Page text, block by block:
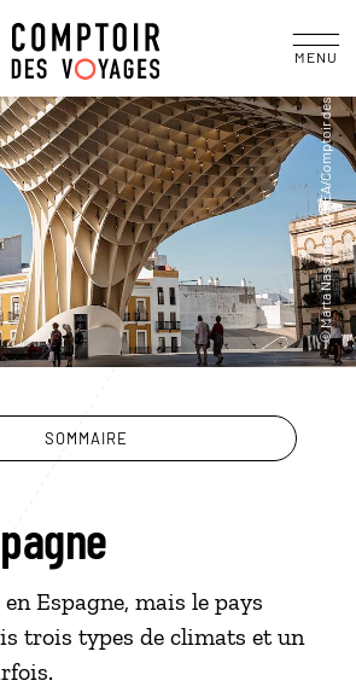
MENU
SOMMAIRE
Espagne, mais le pays
trois types de climats et un